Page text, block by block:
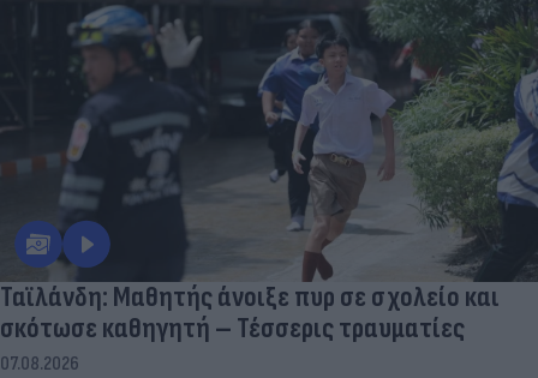
Ταϊλάνδη: Μαθητής άνοιξε πυρ σε σχολείο και
σκότωσε καθηγητή – Τέσσερις τραυματίες
07.08.2026